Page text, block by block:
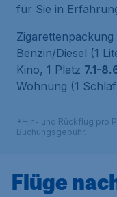
für Sie in
Zigarettenpackung
Benzin/Diesel (1
Kino, 1 Platz 7.1-
Wohnung (1
*Hin- und Rückflug pro
Buchungsgebühr.
Flüge